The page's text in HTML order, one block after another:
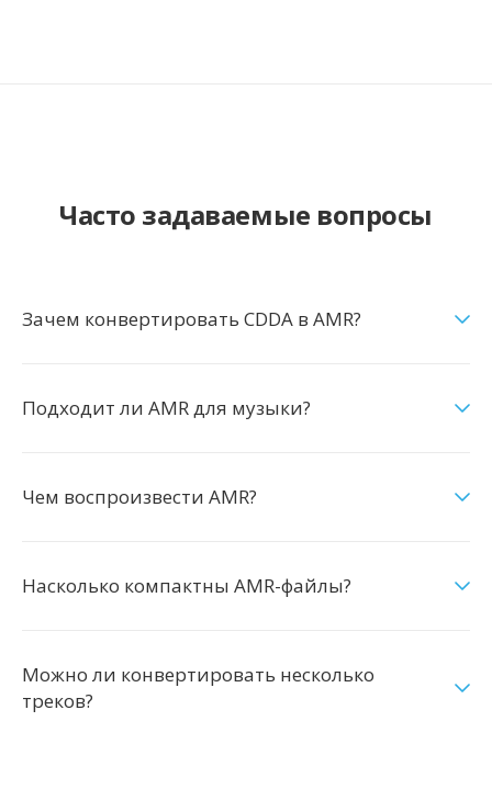
Часто задаваемые вопросы
Зачем конвертировать CDDA в AMR?
Подходит ли AMR для музыки?
Чем воспроизвести AMR?
Насколько компактны AMR-файлы?
Можно ли конвертировать несколько
треков?